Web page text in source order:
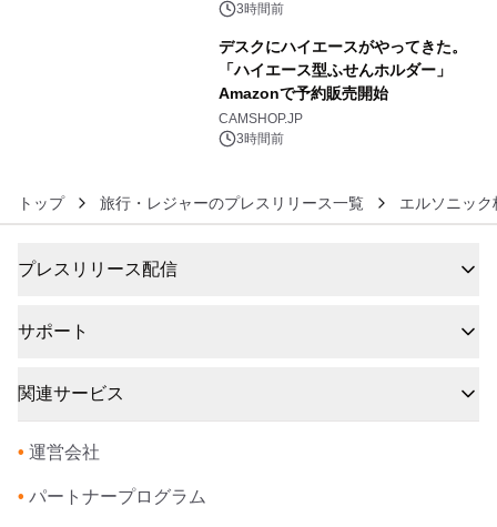
3時間前
デスクにハイエースがやってきた。
「ハイエース型ふせんホルダー」
Amazonで予約販売開始
CAMSHOP.JP
3時間前
トップ 旅行・レジャーのプレスリリース一覧 エルソニック
プレスリリース配信
サポート
関連サービス
• 運営会社
• パートナープログラム